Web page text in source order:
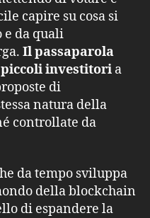
capire su cosa si
e da quali
Il passaparola
investitori a
di
natura della
controllate da
da tempo sviluppa
della blockchain
di espandere la